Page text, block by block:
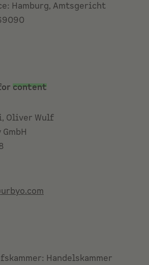
Hamburg, Amtsgericht
content
Oliver Wulf
Handelskammer